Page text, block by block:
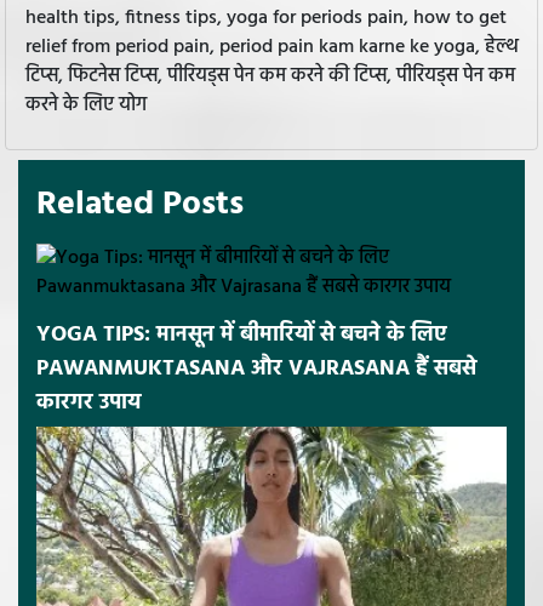
health tips, fitness tips, yoga for periods pain, how to get
relief from period pain, period pain kam karne ke yoga, हेल्थ
टिप्स, फिटनेस टिप्स, पीरियड्स पेन कम करने की टिप्स, पीरियड्स पेन कम
करने के लिए योग
Related Posts
YOGA TIPS: मानसून में बीमारियों से बचने के लिए
PAWANMUKTASANA और VAJRASANA हैं सबसे
कारगर उपाय